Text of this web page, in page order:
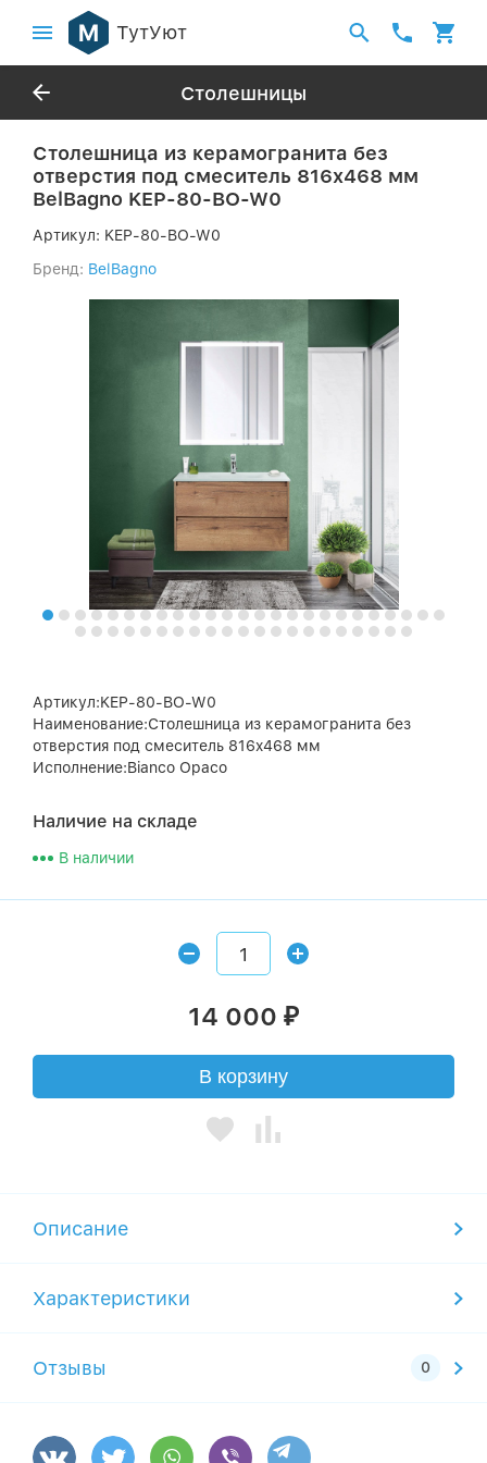
ТутУют
Столешницы
Столешница из керамогранита без
отверстия под смеситель 816x468 мм
BelBagno KEP-80-BO-W0
Артикул: KEP-80-BO-W0
Бренд: BelBagno
Артикул:KEP-80-BO-W0
Наименование:Столешница из керамогранита без
отверстия под смеситель 816x468 мм
Исполнение:Bianco Opaco
Наличие на складе
В наличии
14 000 ₽
В корзину
Описание
Характеристики
Отзывы